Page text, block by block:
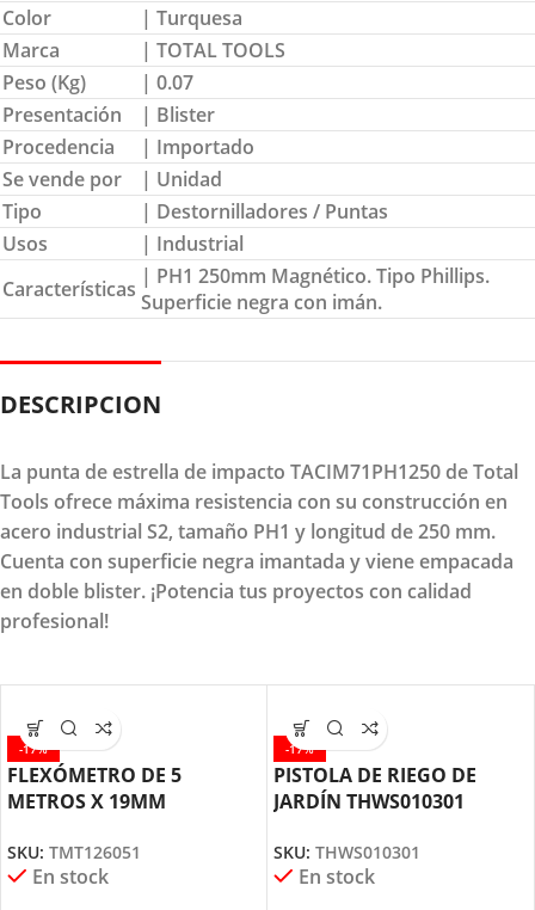
Color
| Turquesa
Marca
| TOTAL TOOLS
Peso (Kg)
| 0.07
Presentación
| Blister
Procedencia
| Importado
Se vende por
| Unidad
Tipo
| Destornilladores / Puntas
Usos
| Industrial
Características | PH1 250mm Magnético. Tipo Phillips.
Superficie negra con imán.
DESCRIPCION
La punta de estrella de impacto TACIM71PH1250 de Total
Tools ofrece máxima resistencia con su construcción en
acero industrial S2, tamaño PH1 y longitud de 250 mm.
Cuenta con superficie negra imantada y viene empacada
en doble blister. ¡Potencia tus proyectos con calidad
profesional!
-17%
FLEXÓMETRO DE 5
METROS X 19MM
SKU: TMT126051
En stock
-17%
PISTOLA DE RIEGO DE
JARDÍN THWS010301
SKU: THWS010301
En stock